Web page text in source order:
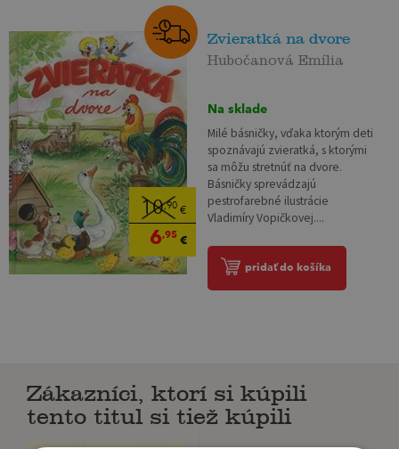
10,90€
6,95€
Zvieratká na dvore
Hubočanová Emília
Na sklade
Milé básničky, vďaka ktorým deti
spoznávajú zvieratká, s ktorými
sa môžu stretnúť na dvore.
Básničky sprevádzajú
pestrofarebné ilustrácie
Vladimíry Vopičkovej....
pridať do košíka
Zákazníci, ktorí si kúpili
tento titul si tiež kúpili